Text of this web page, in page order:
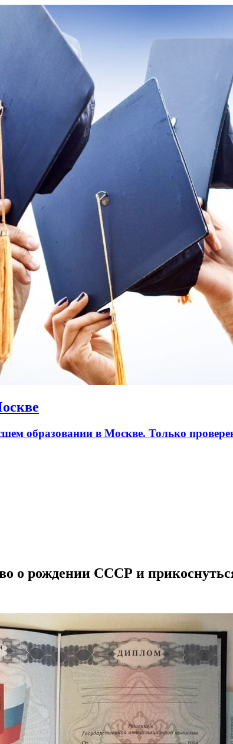
образовании в Москве. Только
о рождении СССР и